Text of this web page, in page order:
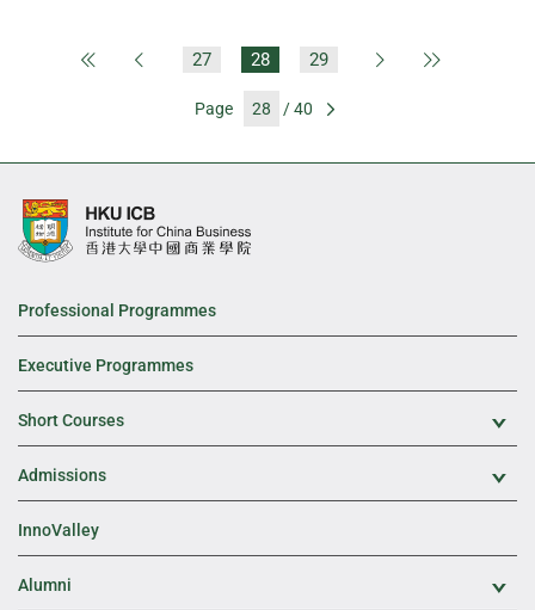
First PagePrevious Page
27 28 29 Next Page
Page / 40
Professional Programmes
Executive Programmes
Short Courses
Admissions
InnoValley
Alumni